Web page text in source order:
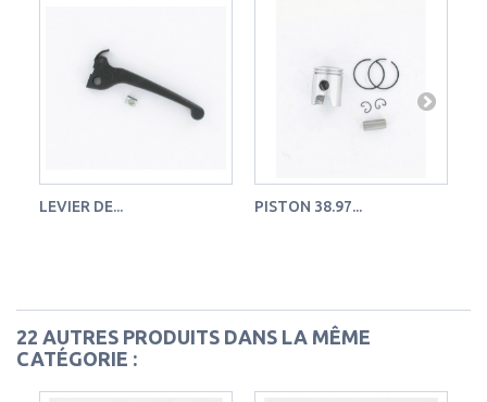
LEVIER DE... PISTON 38.97...
22 AUTRES PRODUITS DANS LA MÊME
CATÉGORIE :